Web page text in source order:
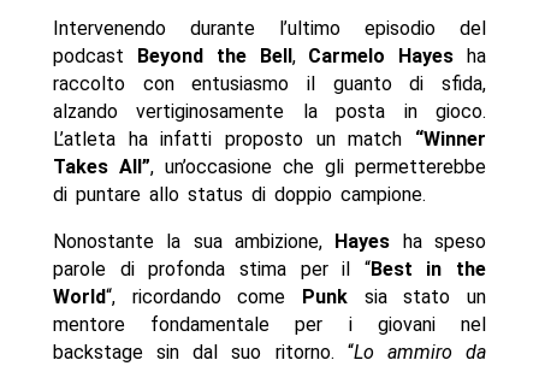
Intervenendo durante l’ultimo episodio del
podcast Beyond the Bell , Carmelo Hayes ha
raccolto con entusiasmo il guanto di sfida,
alzando vertiginosamente la posta in gioco.
L’atleta ha infatti proposto un match “Winner
Takes All”, un’occasione che gli permetterebbe
di puntare allo status di doppio campione.
Nonostante la sua ambizione, Hayes ha speso
parole di profonda stima per il “Best in the
World“, ricordando come Punk sia stato un
mentore fondamentale per i giovani nel
backstage sin dal suo ritorno. “Lo ammiro da